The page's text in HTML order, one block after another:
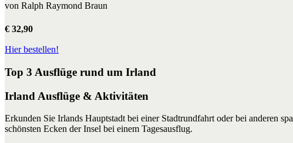
von Ralph Raymond Braun
€ 32,90
Hier bestellen!
Top 3 Ausflüge rund um Irland
Irland Ausflüge & Aktivitäten
Erkunden Sie Irlands Hauptstadt bei einer Stadtrundfahrt oder bei anderen
schönsten Ecken der Insel bei einem Tagesausflug.